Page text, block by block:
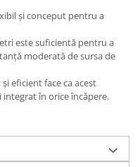
și conceput pentru a
este suficientă pentru a
moderată de sursa de
eficient face ca acest
în orice încăpere.